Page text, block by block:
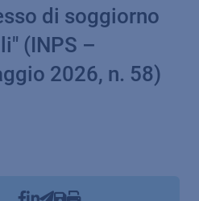
di soggiorno
(INPS –
2026, n. 58)